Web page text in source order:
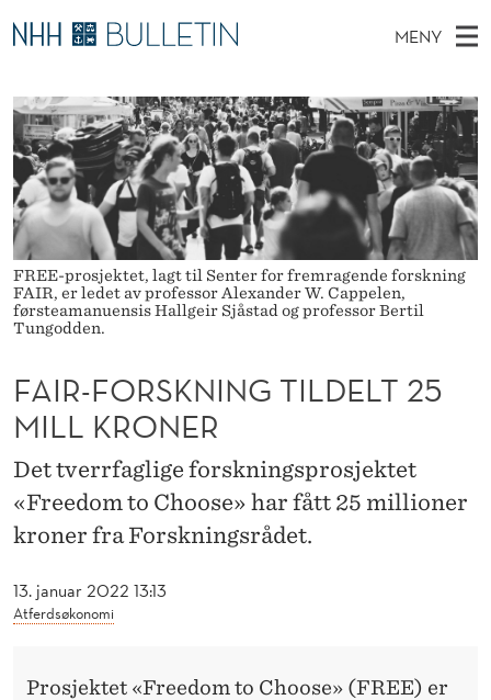
F
A
R
F
O
R
S
K
N
N
G
T
MENY
O
V
E
D
M
E
N
Y
Ø
K
N
E
T
T
S
T
E
D
E
T
Stipendiater og nye forskerprofiler
Disputaser
Ekspertutvalg
Om Bulletin
FREE-prosjektet, lagt til Senter for fremragende forskning
FAIR, er ledet av professor Alexander W. Cappelen,
førsteamanuensis Hallgeir Sjåstad og professor Bertil
Tungodden.
13. januar 2022 13:13
Atferdsøkonomi
FAIR-FORSKNING TILDELT 25
MILL KRONER
Det tverrfaglige forskningsprosjektet
«Freedom to Choose» har fått 25 millioner
kroner fra Forskningsrådet.
Prosjektet «Freedom to Choose» (FREE) er